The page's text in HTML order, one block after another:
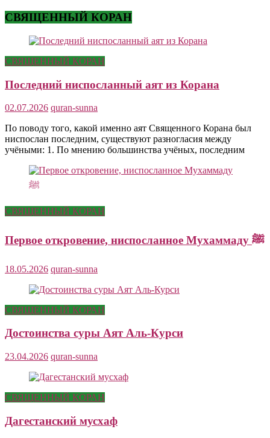
СВЯЩЕННЫЙ КОРАН
СВЯЩЕННЫЙ КОРАН
Последний ниспосланный аят из Корана
02.07.2026 quran-sunna
По поводу того, какой именно аят Священного Корана был
ниспослан последним, существуют разногласия между
учёными: 1. По мнению большинства учёных, последним
СВЯЩЕННЫЙ КОРАН
Первое откровение, ниспосланное Мухаммаду ﷺ
18.05.2026 quran-sunna
СВЯЩЕННЫЙ КОРАН
Достоинства суры Аят Аль-Курси
23.04.2026 quran-sunna
СВЯЩЕННЫЙ КОРАН
Дагестанский мусхаф